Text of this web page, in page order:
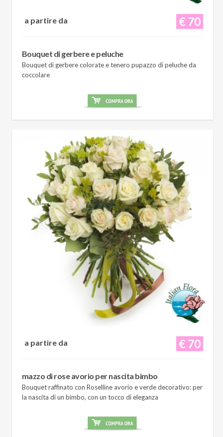
€ 70
a partire da
Bouquet di gerbere e peluche
Bouquet di gerbere colorate e tenero pupazzo di peluche da
coccolare
€ 70
a partire da
mazzo di rose avorio per nascita bimbo
Bouquet raffinato con Roselline avorio e verde decorativo: per
la nascita di un bimbo, con un tocco di eleganza